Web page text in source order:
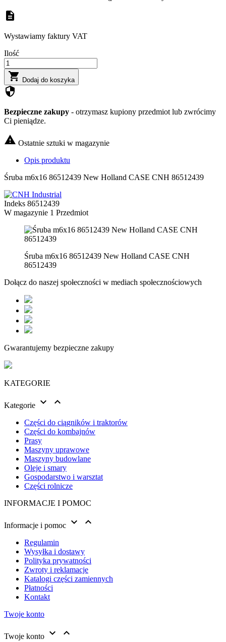
description
Wystawiamy faktury VAT
Ilość
 Dodaj do koszyka
security
Bezpieczne zakupy - otrzymasz kupiony przedmiot lub zwrócimy
Ci pieniądze.
 Ostatnie sztuki w magazynie
Opis produktu
Śruba m6x16 86512439 New Holland CASE CNH 86512439
Indeks 86512439
W magazynie 1 Przedmiot
Śruba m6x16 86512439 New Holland CASE CNH
86512439
Dołącz do naszej społeczności w mediach społecznościowych
Gwarantujemy bezpieczne zakupy
KATEGORIE
Kategorie  
Części do ciągników i traktorów
Części do kombajnów
Prasy
Maszyny uprawowe
Maszyny budowlane
Oleje i smary
Gospodarstwo i warsztat
Części rolnicze
INFORMACJE I POMOC
Informacje i pomoc  
Regulamin
Wysyłka i dostawy
Polityka prywatności
Zwroty i reklamacje
Katalogi części zamiennych
Płatności
Kontakt
Twoje konto
Twoje konto  